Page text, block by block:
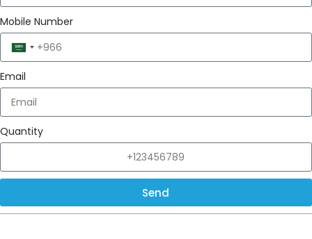
Mobile Number
Saudi
Arabia
+966
Email
Quantity
Send